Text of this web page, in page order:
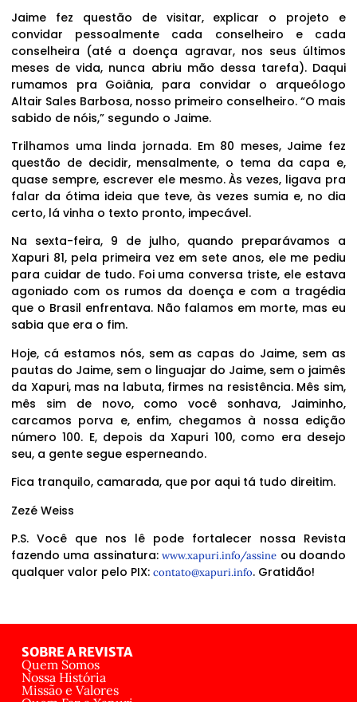
Jaime fez questão de visitar, explicar o projeto e
convidar pessoalmente cada conselheiro e cada
conselheira (até a doença agravar, nos seus últimos
meses de vida, nunca abriu mão dessa tarefa). Daqui
rumamos pra Goiânia, para convidar o arqueólogo
Altair Sales Barbosa, nosso primeiro conselheiro. “O mais
sabido de nóis,” segundo o Jaime.
Trilhamos uma linda jornada. Em 80 meses, Jaime fez
questão de decidir, mensalmente, o tema da capa e,
quase sempre, escrever ele mesmo. Às vezes, ligava pra
falar da ótima ideia que teve, às vezes sumia e, no dia
certo, lá vinha o texto pronto, impecável.
Na sexta-feira, 9 de julho, quando preparávamos a
Xapuri 81, pela primeira vez em sete anos, ele me pediu
para cuidar de tudo. Foi uma conversa triste, ele estava
agoniado com os rumos da doença e com a tragédia
que o Brasil enfrentava. Não falamos em morte, mas eu
sabia que era o fim.
Hoje, cá estamos nós, sem as capas do Jaime, sem as
pautas do Jaime, sem o linguajar do Jaime, sem o jaimês
da Xapuri, mas na labuta, firmes na resistência. Mês sim,
mês sim de novo, como você sonhava, Jaiminho,
carcamos porva e, enfim, chegamos à nossa edição
número 100. E, depois da Xapuri 100, como era desejo
seu, a gente segue esperneando.
Fica tranquilo, camarada, que por aqui tá tudo direitim.
Zezé Weiss
P.S. Você que nos lê pode fortalecer nossa Revista
fazendo uma assinatura:www.xapuri.info/assine ou doando
qualquer valor pelo PIX: contato@xapuri.info. Gratidão!
SOBRE A REVISTA
Quem Somos
Nossa História
Missão e Valores